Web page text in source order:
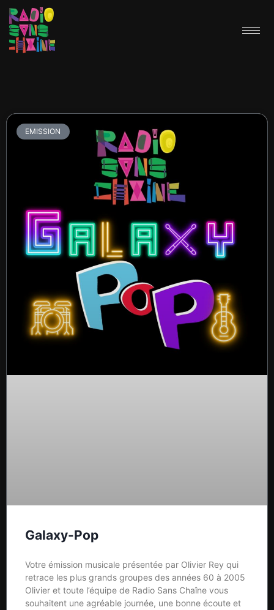
EMISSION
Galaxy-Pop
Votre émission musicale présentée par Olivier Rey qui
retrace les plus grands groupes des années 60 à 2005
Olivier et toute l’équipe de Radio Sans Chaîne vous
souhaitent une agréable journée, une bonne écoute et